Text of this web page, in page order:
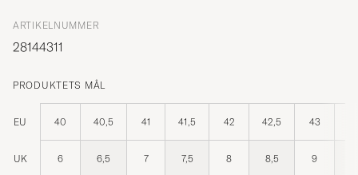
ARTIKELNUMMER
28144311
PRODUKTETS MÅL
EU 40 40,5 41 41,5 42 42,5 43
UK 6 6,5 7 7,5 8 8,5 9